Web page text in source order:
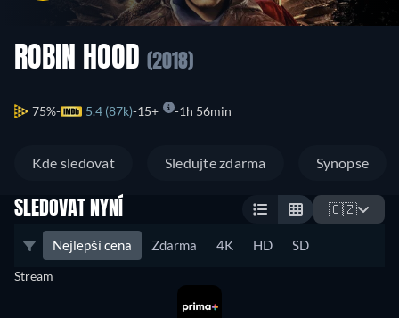
ROBIN HOOD (2018)
75% 5.4 (87k) 15+ 1h 56min
Kde sledovat Sledujte zdarma Synopse
SLEDOVAT NYNÍ 🇨🇿
Nejlepší cena Zdarma 4K HD SD
Stream